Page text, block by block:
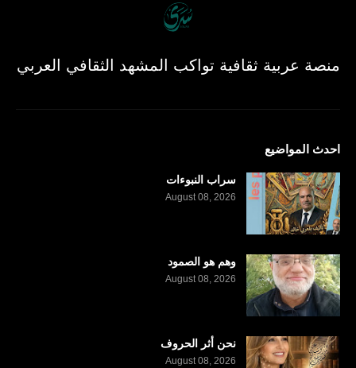
منصة عربية ثقافية تواكب المشهد الثقافي العربي
احدث المواضيع
سراب النبوءات
August 08, 2026
وهم هو الصمود
August 08, 2026
نحن أثر الحروف
August 08, 2026